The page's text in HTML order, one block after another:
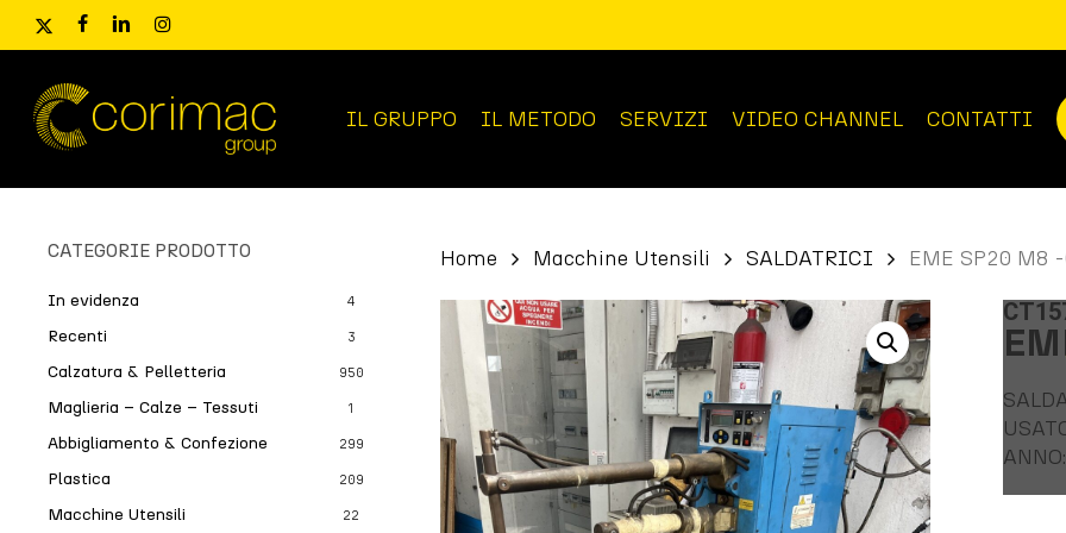
Skip
content
x-
facebooklinkedininstagram
Ricerca
prodotti
IL GRUPPO IL METODO SERVIZI VIDEO CHANNEL CONTATTI
CATEGORIE PRODOTTO
In evidenza 4
Recenti 3
Calzatura & Pelletteria 950
Maglieria – Calze – Tessuti 1
Abbigliamento & Confezione 299
Plastica 209
Macchine Utensili 22
Home Macchine Utensili SALDATRICI EME SP20 M8